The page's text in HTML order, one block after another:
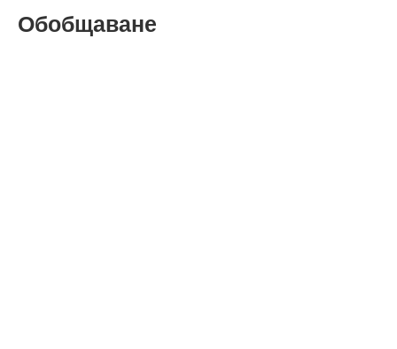
Обобщаване